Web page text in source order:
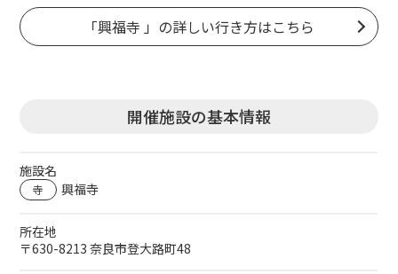
「興福寺 」の詳しい行き方はこちら
開催施設の基本情報
施設名
寺 興福寺
所在地
〒630-8213 奈良市登大路町48